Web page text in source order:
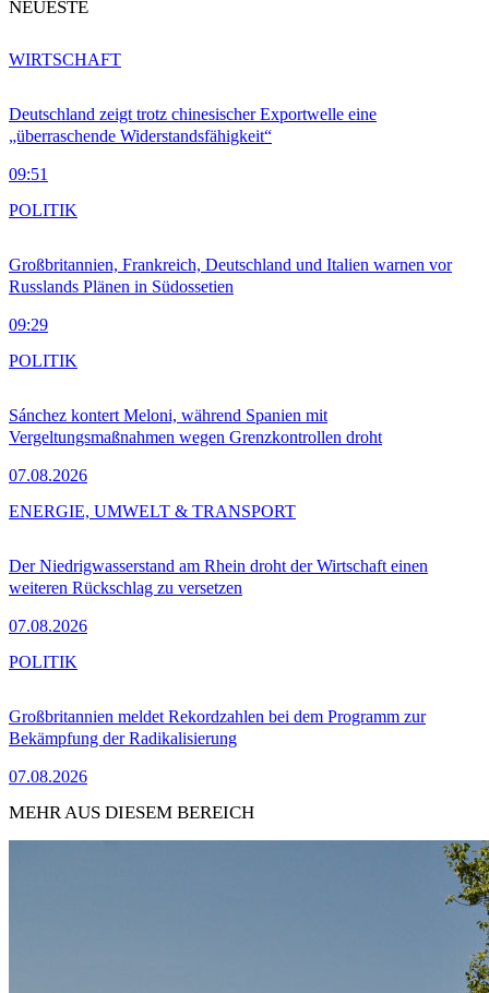
NEUESTE
Deutschland zeigt trotz chinesischer Exportwelle eine
„überraschende Widerstandsfähigkeit“
09:51
WIRTSCHAFT
Großbritannien, Frankreich, Deutschland und Italien warnen vor
Russlands Plänen in Südossetien
09:29
POLITIK
Sánchez kontert Meloni, während Spanien mit
Vergeltungsmaßnahmen wegen Grenzkontrollen droht
07.08.2026
POLITIK
Der Niedrigwasserstand am Rhein droht der Wirtschaft einen
weiteren Rückschlag zu versetzen
07.08.2026
ENERGIE, UMWELT & TRANSPORT
Großbritannien meldet Rekordzahlen bei dem Programm zur
Bekämpfung der Radikalisierung
07.08.2026
POLITIK
MEHR AUS DIESEM BEREICH